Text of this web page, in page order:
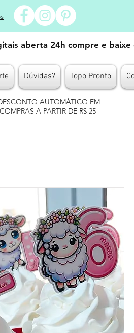
aberta 24h compre e
Dúvidas? Topo Pronto
AUTOMÁTICO EM
COMPRAS A PARTIR DE R$ 25